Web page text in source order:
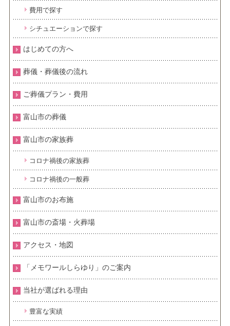
費用で探す
シチュエーションで探す
はじめての方へ
葬儀・葬儀後の流れ
ご葬儀プラン・費用
富山市の葬儀
富山市の家族葬
コロナ禍後の家族葬
コロナ禍後の一般葬
富山市のお布施
富山市の斎場・火葬場
アクセス・地図
「メモワールしらゆり」のご案内
当社が選ばれる理由
豊富な実績